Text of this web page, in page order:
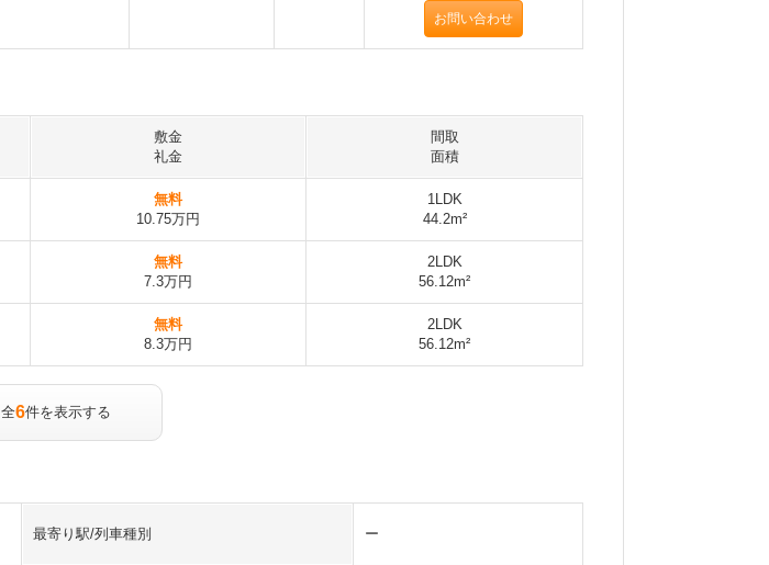
お問い合わせ
敷金
礼金
間取
面積
無料
10.75万円
1LDK
44.2m²
無料
7.3万円
2LDK
56.12m²
無料
8.3万円
2LDK
56.12m²
全6件を表示する
最寄り駅/列車種別 ー